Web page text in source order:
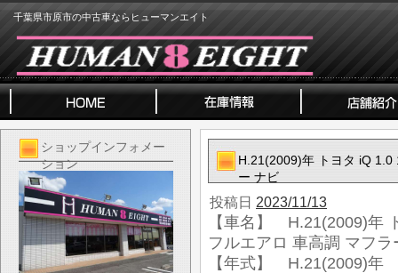
千葉県市原市の中古車ならヒューマンエイト
ショップインフォメー
ション
H.21(2009)年 トヨタ iQ 1.0
ー ナビ
投稿日 2023/11/13
【車名】 H.21(2009)年
フルエアロ 車高調 マフラ
【年式】 H.21(2009)年